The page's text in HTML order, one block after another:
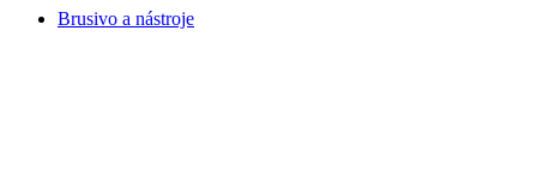
Brusivo a nástroje